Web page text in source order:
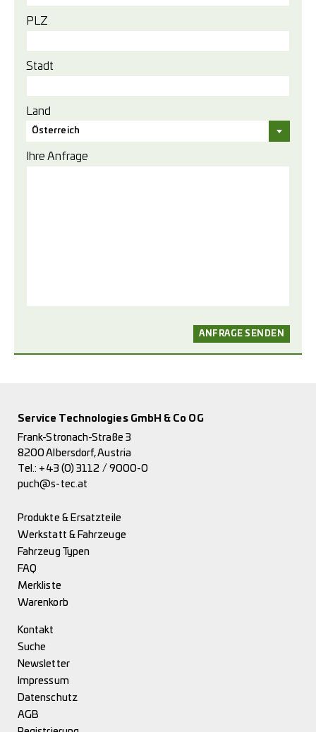
PLZ
Stadt
Land
Österreich
Ihre Anfrage
Service Technologies GmbH & Co OG
Frank-Stronach-Straße 3
8200 Albersdorf, Austria
Tel.: +43 (0) 3112 / 9000-0
puch@s-tec.at
Produkte & Ersatzteile
Werkstatt & Fahrzeuge
Fahrzeug Typen
FAQ
Merkliste
Warenkorb
Kontakt
Suche
Newsletter
Impressum
Datenschutz
AGB